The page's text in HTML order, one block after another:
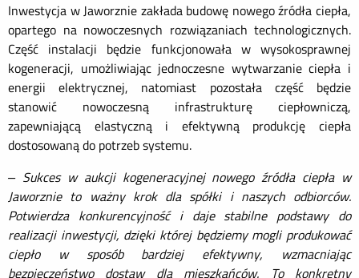
Inwestycja w Jaworznie zakłada budowę nowego źródła ciepła,
opartego na nowoczesnych rozwiązaniach technologicznych.
Część instalacji będzie funkcjonowała w wysokosprawnej
kogeneracji, umożliwiając jednoczesne wytwarzanie ciepła i
energii elektrycznej, natomiast pozostała część będzie
stanowić nowoczesną infrastrukturę ciepłowniczą,
zapewniającą elastyczną i efektywną produkcję ciepła
dostosowaną do potrzeb systemu.
– Sukces w aukcji kogeneracyjnej nowego źródła ciepła w
Jaworznie to ważny krok dla spółki i naszych odbiorców.
Potwierdza konkurencyjność i daje stabilne podstawy do
realizacji inwestycji, dzięki której będziemy mogli produkować
ciepło w sposób bardziej efektywny, wzmacniając
bezpieczeństwo dostaw dla mieszkańców. To konkretny